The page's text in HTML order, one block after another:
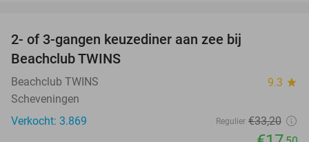
2- of 3-gangen keuzediner aan zee bij
Beachclub TWINS
Beachclub TWINS 9.3 star
Scheveningen
Verkocht: 3.869
Regulier €33,20